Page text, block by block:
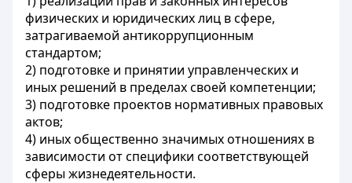
физических и юридических лиц в сфере,
затрагиваемой антикоррупционным
стандартом;
2) подготовке и принятии управленческих и
иных решений в пределах своей компетенции;
3) подготовке проектов нормативных правовых
актов;
4) иных общественно значимых отношениях в
зависимости от специфики соответствующей
сферы жизнедеятельности.